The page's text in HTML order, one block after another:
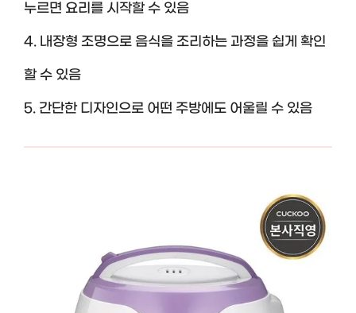
누르면 요리를 시작할 수 있음
4. 내장형 조명으로 음식을 조리하는 과정을 쉽게 확인
할 수 있음
5. 간단한 디자인으로 어떤 주방에도 어울릴 수 있음